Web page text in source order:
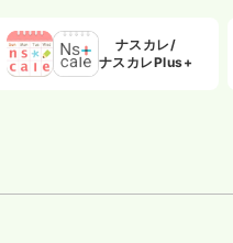
ナスカレ/
ナスカレPlus+